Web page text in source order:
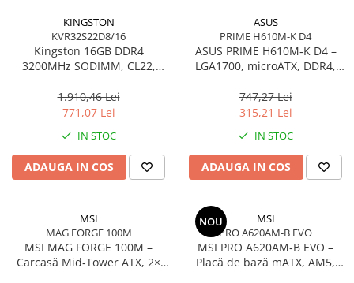
KINGSTON
KVR32S22D8/16
Kingston 16GB DDR4
3200MHz SODIMM, CL22,
KVR32S22D8/16
1.910,46 Lei
771,07 Lei
IN STOC
ADAUGA IN COS
ASUS
PRIME H610M-K D4
ASUS PRIME H610M‑K D4 –
LGA1700, microATX, DDR4,
747,27 Lei
315,21 Lei
IN STOC
ADAUGA IN COS
MSI
MAG FORGE 100M
MSI MAG FORGE 100M –
Carcasă Mid‑Tower ATX, 2×
NOU
MSI
PRO A620AM-B EVO
MSI PRO A620AM‑B EVO –
Placă de bază mATX, AM5,